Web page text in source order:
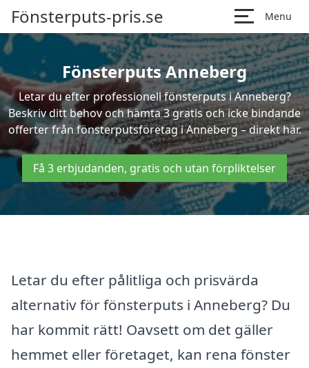
Fönsterputs-pris.se Menu
Fönsterputs Anneberg
Letar du efter professionell fönsterputs i Anneberg?
Beskriv ditt behov och hämta 3 gratis och icke bindande
offerter från fönsterputsföretag i Anneberg – direkt här.
Få 3 erbjudanden, gratis och utan förpliktelser
Letar du efter pålitliga och prisvärda
alternativ för fönsterputs i Anneberg? Du
har kommit rätt! Oavsett om det gäller
hemmet eller företaget, kan rena fönster